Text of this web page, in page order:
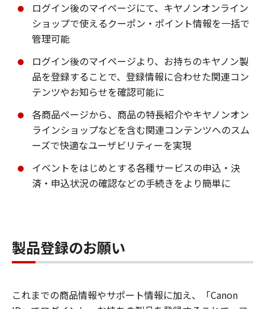
ログイン後のマイページにて、キヤノンオンライン
ショップで使えるクーポン・ポイント情報を一括で
管理可能
ログイン後のマイページより、お持ちのキヤノン製
品を登録することで、登録情報に合わせた関連コン
テンツやお知らせを確認可能に
各商品ページから、商品の特長紹介やキヤノンオン
ラインショップなどを含む関連コンテンツへのスム
ーズで快適なユーザビリティーを実現
イベントをはじめとする各種サービスの申込・決
済・申込状況の確認などの手続きをより簡単に
製品登録のお願い
これまでの商品情報やサポート情報に加え、「Canon